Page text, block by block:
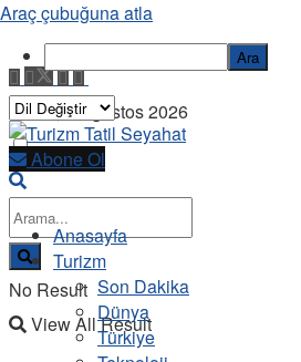
Cuma, 7 Ağustos 2026
No Result
View All Result
Abone Ol
Anasayfa
Turizm
Son Dakika
Dünya
Türkiye
Araç çubuğuna atla
Ara